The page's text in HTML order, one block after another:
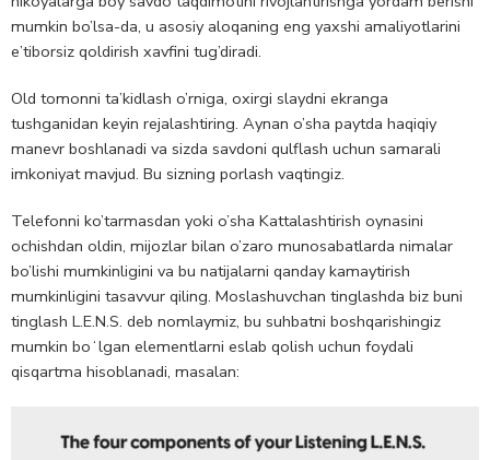
mumkin bo’lsa-da, u asosiy aloqaning eng yaxshi amaliyotlarini
e’tiborsiz qoldirish xavfini tug’diradi.
Old tomonni ta’kidlash o’rniga, oxirgi slaydni ekranga
tushganidan keyin rejalashtiring. Aynan o’sha paytda haqiqiy
manevr boshlanadi va sizda savdoni qulflash uchun samarali
imkoniyat mavjud. Bu sizning porlash vaqtingiz.
Telefonni ko’tarmasdan yoki o’sha Kattalashtirish oynasini
ochishdan oldin, mijozlar bilan o’zaro munosabatlarda nimalar
bo’lishi mumkinligini va bu natijalarni qanday kamaytirish
mumkinligini tasavvur qiling. Moslashuvchan tinglashda biz buni
tinglash L.E.N.S. deb nomlaymiz, bu suhbatni boshqarishingiz
mumkin boʻlgan elementlarni eslab qolish uchun foydali
qisqartma hisoblanadi, masalan: